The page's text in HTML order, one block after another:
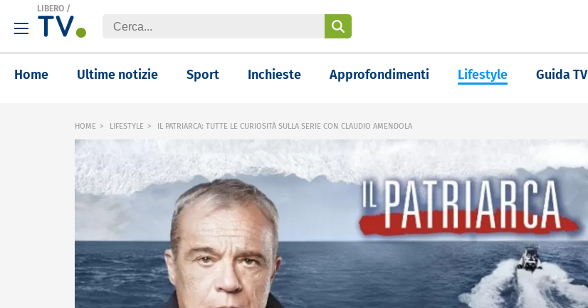
LIBERO /
Home Ultime notizie Sport Inchieste Approfondimenti Lifestyle Guida TV
HOME LIFESTYLE IL PATRIARCA: TUTTE LE CURIOSITÀ SULLA SERIE CON CLAUDIO AMENDOLA